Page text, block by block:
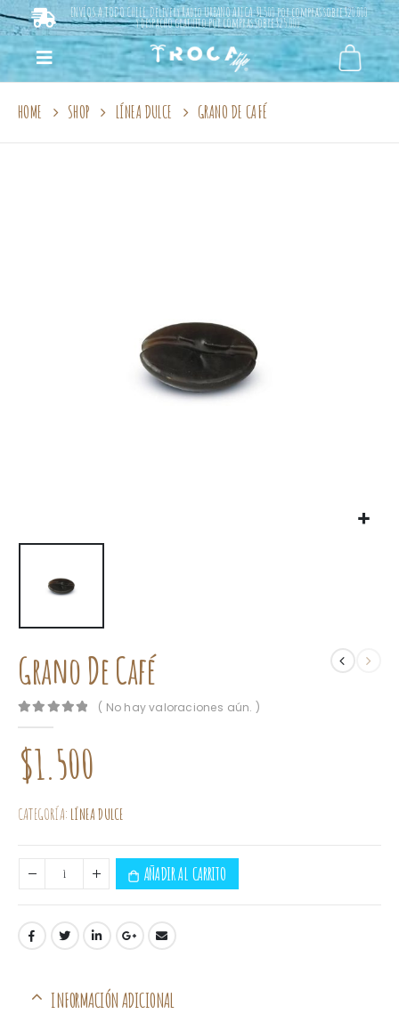
ENVÍOS A TODO CHILE. Delivery Radio URBANO ARICA: $1.500 por compras sobre $20.000
y despacho gratuito por compras sobre $25.000.
HOME SHOP LÍNEA DULCE GRANO DE CAFÉ
Grano De Café
( No hay valoraciones aún. )
$1.500
CATEGORÍA: LÍNEA DULCE
AÑADIR AL CARRITO
INFORMACIÓN ADICIONAL